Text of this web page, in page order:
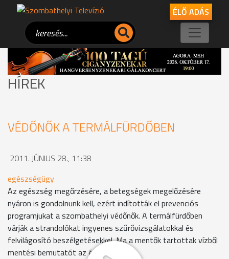
ÉLŐ ADÁS
HÍREK
VÉDŐNŐK A TERMÁLFÜRDŐBEN
2011. JÚNIUS 28., 11:38
egészségügy
Az egészség megőrzésére, a betegségek megelőzésére
nyáron is gondolnunk kell, ezért indították el prevenciós
programjukat a szombathelyi védőnők. A termálfürdőben
várják a strandolókat ingyenes szűrővizsgálatokkal és
felvilágosító beszélgetésekkel. Ma a mentők tartottak vízből
mentési bemutatót az érdeklődőknek.